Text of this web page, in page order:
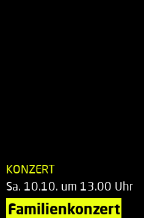
KONZERT
Sa. 10.10. um 13.00 Uhr
Familienkonzert